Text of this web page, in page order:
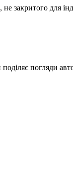
, не закритого для
погляди